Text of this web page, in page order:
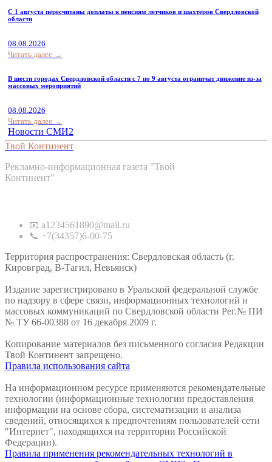
С 1 августа пересчитаны доплаты к пенсиям летчиков и шахтеров Свердловской
области
08.08.2026
Читать далее →
В шести городах Свердловской области с 7 по 9 августа ограничат движение из-за
массовых мероприятий
08.08.2026
Читать далее →
Новости СМИ2
Твой Континент
Рекламно-информационная газета "Твой
Континент"
📧 a1234561890@mail.ru
📞 +7(34357)6-00-75
Территория распространения: Свердловская область (г.
Кировград, В-Тагил, Невьянск)
Издание зарегистрировано в Уральской федеральной службе
по надзору в сфере связи, информационных технологий и
массовых коммуникаций по Свердловской области Рег.№ ПИ
№ ТУ 66-00388 от 16 декабря 2009 г.
Копирование материалов без письменного согласия Редакции
Твой Континент запрещено.
Правила использования сайта
На информационном ресурсе применяются рекомендательные
технологии (информационные технологии предоставления
информации на основе сбора, систематизации и анализа
сведений, относящихся к предпочтениям пользователей сети
"Интернет", находящихся на территории Российской
Федерации).
Правила применения рекомендательных технологий в